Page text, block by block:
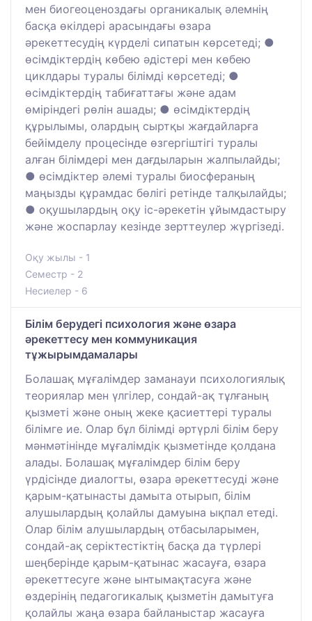
мен биогеоценоздағы органикалық әлемнің
басқа өкілдері арасындағы өзара
әрекеттесудің күрделі сипатын көрсетеді; ●
өсімдіктердің көбею әдістері мен көбею
циклдары туралы білімді көрсетеді; ●
өсімдіктердің табиғаттағы және адам
өміріндегі рөлін ашады; ● өсімдіктердің
құрылымы, олардың сыртқы жағдайларға
бейімделу процесінде өзгергіштігі туралы
алған білімдері мен дағдыларын жалпылайды;
● өсімдіктер әлемі туралы биосфераның
маңызды құрамдас бөлігі ретінде талқылайды;
● оқушылардың оқу іс-әрекетін ұйымдастыру
және жоспарлау кезінде зерттеулер жүргізеді.
Оқу жылы - 1
Семестр - 2
Несиелер - 6
Білім берудегі психология және өзара
әрекеттесу мен коммуникация
тұжырымдамалары
Болашақ мұғалімдер заманауи психологиялық
теориялар мен үлгілер, сондай-ақ тұлғаның
қызметі және оның жеке қасиеттері туралы
білімге ие. Олар бұл білімді әртүрлі білім беру
мәнмәтінінде мұғалімдік қызметінде қолдана
алады. Болашақ мұғалімдер білім беру
үрдісінде диалогты, өзара әрекеттесуді және
қарым-қатынасты дамыта отырып, білім
алушылардың қолайлы дамуына ықпал етеді.
Олар білім алушылардың отбасыларымен,
сондай-ақ серіктестіктің басқа да түрлері
шеңберінде қарым-қатынас жасауға, өзара
әрекеттесуге және ынтымақтасуға және
өздерінің педагогикалық қызметін дамытуға
қолайлы жаңа өзара байланыстар жасауға